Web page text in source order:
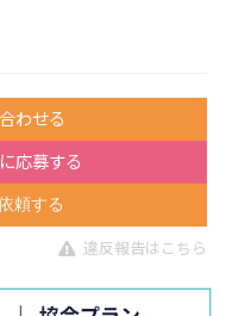
わせる
応募する
頼する
違反報告はこちら